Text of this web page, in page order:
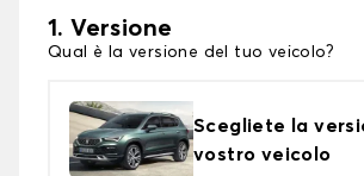
1. Versione
Qual è la versione del tuo veicolo?
Scegliete la
vostro veicolo